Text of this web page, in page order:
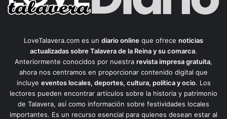
LoveTalavera.com es un diario online que ofrece noticias
actualizadas sobre Talavera de la Reina y su comarca.
Anteriormente conocidos por nuestra revista impresa gratuita,
ahora nos centramos en proporcionar contenido digital que
incluye eventos locales, deportes, cultura, política y ocio. Los
lectores pueden encontrar artículos sobre la historia y patrimonio
de Talavera, así como información sobre festividades locales
importantes. Es un recurso esencial para quienes desean estar al